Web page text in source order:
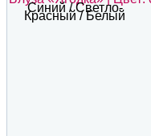
Синий / Светло-
Красный / Белый